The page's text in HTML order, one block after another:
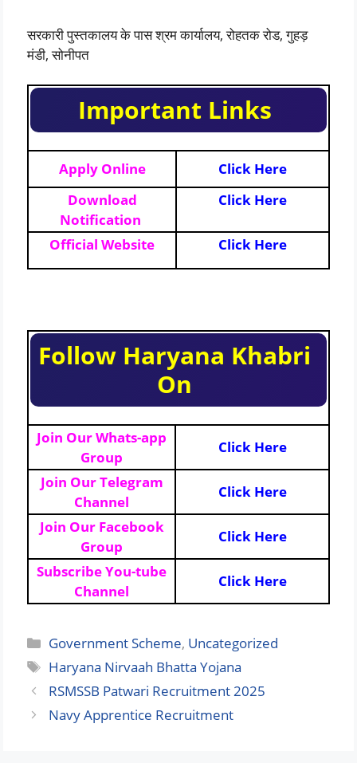
सरकारी पुस्तकालय के पास श्रम कार्यालय, रोहतक रोड, गुहड़
मंडी, सोनीपत
Important Links
Apply Online
Click Here
Download
Notification
Click Here
Official Website Click Here
Follow Haryana Khabri
On
Join Our Whats-app
Group
Click Here
Join Our Telegram
Channel
Click Here
Join Our Facebook
Group
Click Here
Subscribe You-tube
Channel
Click Here
Categories
Government Scheme, Uncategorized
Tags
Haryana Nirvaah Bhatta Yojana
RSMSSB Patwari Recruitment 2025
Navy Apprentice Recruitment